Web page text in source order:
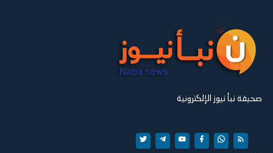
صحيفة نبأ نيوز الإلكترونية